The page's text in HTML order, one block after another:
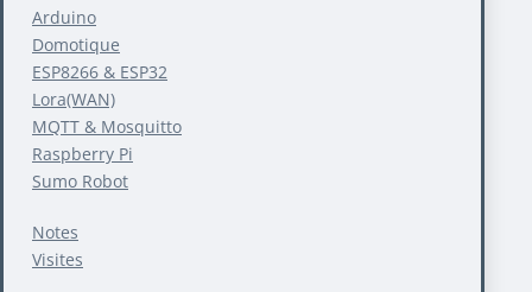
Arduino
Domotique
ESP8266 & ESP32
Lora(WAN)
MQTT & Mosquitto
Raspberry Pi
Sumo Robot
Notes
Visites